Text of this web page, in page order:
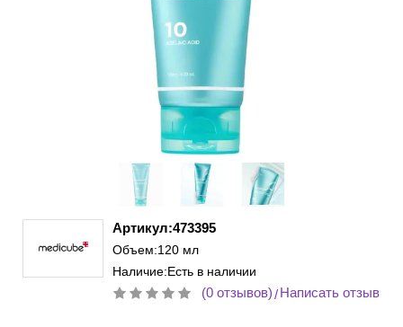
Артикул:473395
Объем:120 мл
Наличие:Есть в наличии
(0 отзывов)/Написать отзыв